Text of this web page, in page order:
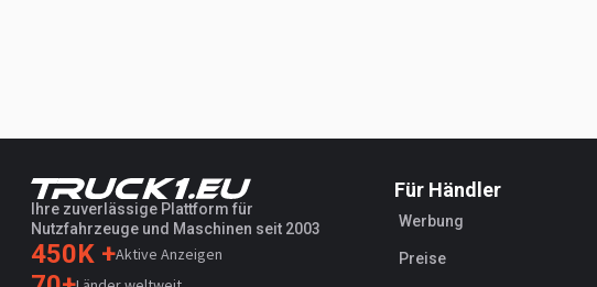
Ihre zuverlässige Plattform für
Nutzfahrzeuge und Maschinen seit 2003
450K +Aktive Anzeigen
Für Händler
Werbung
Preise